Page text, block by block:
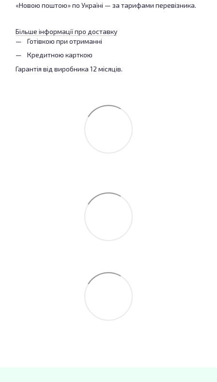
«Новою поштою» по Україні — за тарифами перевізника.
Більше інформації про доставку
Готівкою при отриманні
Кредитною карткою
Гарантія від виробника 12 місяців.